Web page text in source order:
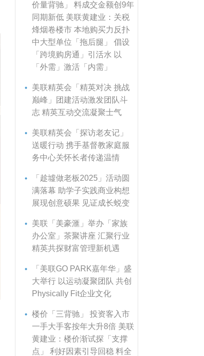
价量背驰」 料成交金额创9年
同期新低 美联黄建业：关税
烽烟卷楼市 本地购买力反扑
中大型单位「拖后腿」 倡设
「跨境购房通」引活水 以
「外需」激活「内需」
美联精英会「精英对决 挑战
巅峰」团建活动激发团队斗
志 精英互动交流凝聚士气
美联精英会「探访老友记」
送暖行动 携手基督教家庭服
务中心关怀长者传递温情
「趁墟做老板2025」活动圆
满落幕 助学子实践商业构想
展现创意硕果 见证成长蜕变
美联「美豪滙」举办「家族
办公室」茶聚讲座 汇聚行业
精英共探财富管理新机遇
「美联GO PARK嘉年华」盛
大举行 以运动凝聚团队 共创
Physically Fit企业文化
楼价「三背驰」 投资客入市
一手大手客按年大升8倍 美联
黄建业：楼价渐试探「支撑
点」 利好因素引导回稳 料全